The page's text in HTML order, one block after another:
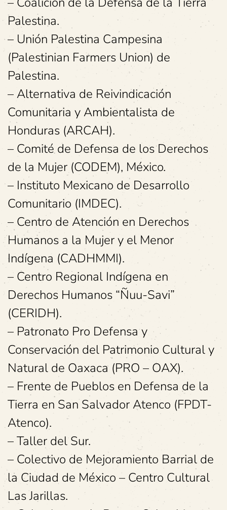
Palestina.
– Unión Palestina Campesina
(Palestinian Farmers Union) de
Palestina.
– Alternativa de Reivindicación
Comunitaria y Ambientalista de
Honduras (ARCAH).
– Comité de Defensa de los Derechos
de la Mujer (CODEM), México.
– Instituto Mexicano de Desarrollo
Comunitario (IMDEC).
– Centro de Atención en Derechos
Humanos a la Mujer y el Menor
Indígena (CADHMMI).
– Centro Regional Indígena en
Derechos Humanos “Ñuu-Savi”
(CERIDH).
– Patronato Pro Defensa y
Conservación del Patrimonio Cultural y
Natural de Oaxaca (PRO – OAX).
– Frente de Pueblos en Defensa de la
Tierra en San Salvador Atenco (FPDT-
Atenco).
– Taller del Sur.
– Colectivo de Mejoramiento Barrial de
la Ciudad de México – Centro Cultural
Las Jarillas.